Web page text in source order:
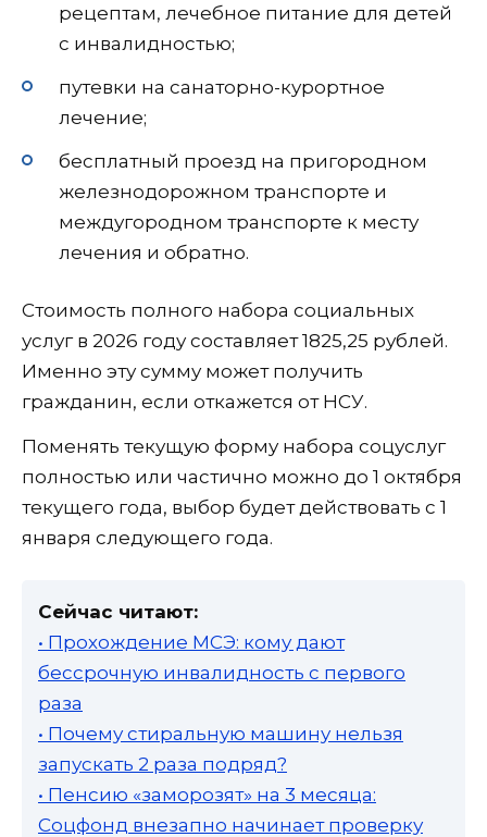
рецептам, лечебное питание для детей
с инвалидностью;
путевки на санаторно-курортное
лечение;
бесплатный проезд на пригородном
железнодорожном транспорте и
междугородном транспорте к месту
лечения и обратно.
Стоимость полного набора социальных
услуг в 2026 году составляет 1825,25 рублей.
Именно эту сумму может получить
гражданин, если откажется от НСУ.
Поменять текущую форму набора соцуслуг
полностью или частично можно до 1 октября
текущего года, выбор будет действовать с 1
января следующего года.
Сейчас читают:
• Прохождение МСЭ: кому дают
бессрочную инвалидность с первого
раза
• Почему стиральную машину нельзя
запускать 2 раза подряд?
• Пенсию «заморозят» на 3 месяца:
Соцфонд внезапно начинает проверку